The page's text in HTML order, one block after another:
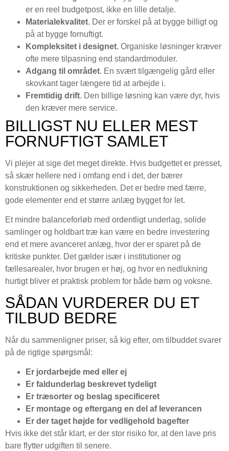
er en reel budgetpost, ikke en lille detalje.
Materialekvalitet. Der er forskel på at bygge billigt og
på at bygge fornuftigt.
Kompleksitet i designet. Organiske løsninger kræver
ofte mere tilpasning end standardmoduler.
Adgang til området. En svært tilgængelig gård eller
skovkant tager længere tid at arbejde i.
Fremtidig drift. Den billige løsning kan være dyr, hvis
den kræver mere service.
BILLIGST NU ELLER MEST
FORNUFTIGT SAMLET
Vi plejer at sige det meget direkte. Hvis budgettet er presset,
så skær hellere ned i omfang end i det, der bærer
konstruktionen og sikkerheden. Det er bedre med færre,
gode elementer end et større anlæg bygget for let.
Et mindre balanceforløb med ordentligt underlag, solide
samlinger og holdbart træ kan være en bedre investering
end et mere avanceret anlæg, hvor der er sparet på de
kritiske punkter. Det gælder især i institutioner og
fællesarealer, hvor brugen er høj, og hvor en nedlukning
hurtigt bliver et praktisk problem for både børn og voksne.
SÅDAN VURDERER DU ET
TILBUD BEDRE
Når du sammenligner priser, så kig efter, om tilbuddet svarer
på de rigtige spørgsmål:
Er jordarbejde med eller ej
Er faldunderlag beskrevet tydeligt
Er træsorter og beslag specificeret
Er montage og eftergang en del af leverancen
Er der taget højde for vedligehold bagefter
Hvis ikke det står klart, er der stor risiko for, at den lave pris
bare flytter udgiften til senere.